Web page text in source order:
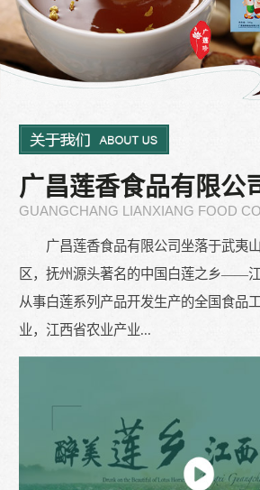
广昌莲香食品有限公
GUANGCHANG LIANXIANG FOOD
广昌莲香食品有限公司坐落于武夷
区，抚州源头著名的中国白莲之乡——
从事白莲系列产品开发生产的全国食品
业，江西省农业产业...